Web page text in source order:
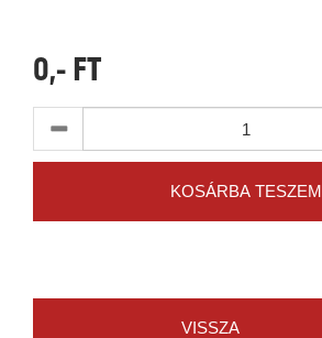
0,- FT
KOSÁRBA TESZEM
VISSZA